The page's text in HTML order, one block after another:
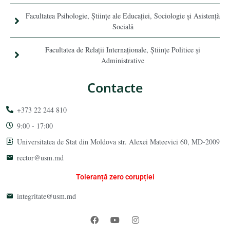
Facultatea Psihologie, Ştiinţe ale Educaţiei, Sociologie și Asistență
Socială
Facultatea de Relaţii Internaţionale, Ştiinţe Politice şi
Administrative
Contacte
+373 22 244 810
9:00 - 17:00
Universitatea de Stat din Moldova str. Alexei Mateevici 60, MD-2009
rector@usm.md
Toleranță zero corupției
integritate@usm.md